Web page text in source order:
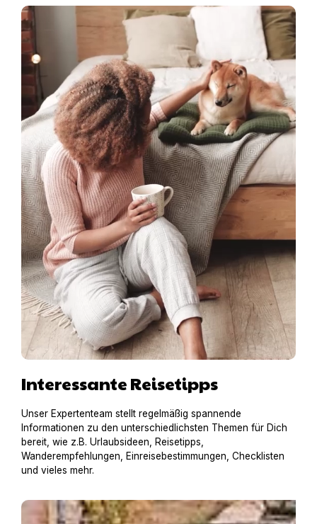
Interessante Reisetipps
Unser Expertenteam stellt regelmäßig spannende
Informationen zu den unterschiedlichsten Themen für Dich
bereit, wie z.B. Urlaubsideen, Reisetipps,
Wanderempfehlungen, Einreisebestimmungen, Checklisten
und vieles mehr.
Hausboot mit Hund